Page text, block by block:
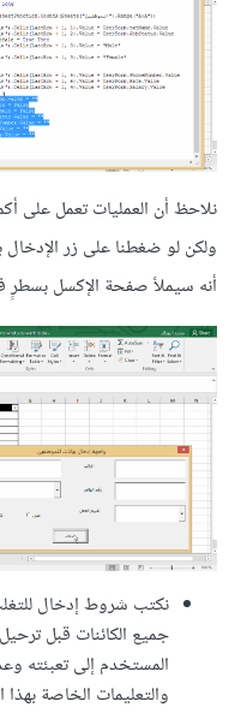
نلاحظ أن العمليات تعمل على
ولكن لو ضغطنا على زر الإدخال
أنه سيملأ صفحة الإكسل بسطرٍ
نكتب شروط إدخال
جميع الكائنات قبل
المستخدم إلى تعبئته
والتعليمات الخاصة بهذا